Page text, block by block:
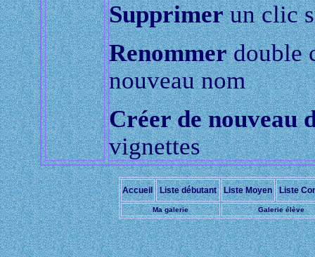
Supprimerun clic
Renommerdouble
nouveau nom
Créer de nouveau
vignettes
Accueil Liste débutant Liste Moyen Liste
Ma galerie Galerie élève